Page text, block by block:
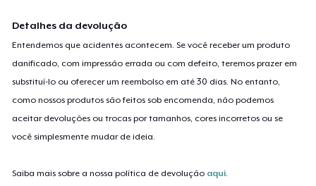
Detalhes da devolução
Entendemos que acidentes acontecem. Se você receber um produto
danificado, com impressão errada ou com defeito, teremos prazer em
substituí-lo ou oferecer um reembolso em até 30 dias. No entanto,
como nossos produtos são feitos sob encomenda, não podemos
aceitar devoluções ou trocas por tamanhos, cores incorretos ou se
você simplesmente mudar de ideia.
Saiba mais sobre a nossa política de devolução aqui